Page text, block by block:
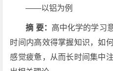
——以铝为例
摘 要： 高中化学的学习
时间内高效得掌握知识，如
感觉疲惫，从而长时间集中